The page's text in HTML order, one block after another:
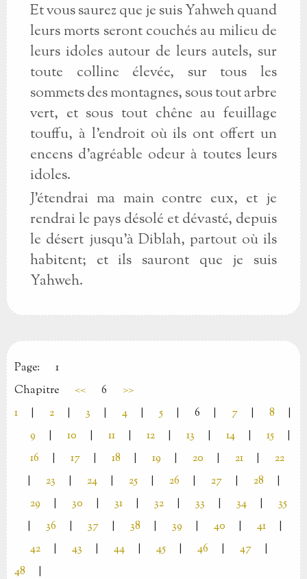
Et vous saurez que je suis Yahweh quand
leurs morts seront couchés au milieu de
leurs idoles autour de leurs autels, sur
toute colline élevée, sur tous les
sommets des montagnes, sous tout arbre
vert, et sous tout chêne au feuillage
touffu, à l'endroit où ils ont offert un
encens d'agréable odeur à toutes leurs
idoles.
J'étendrai ma main contre eux, et je
rendrai le pays désolé et dévasté, depuis
le désert jusqu'à Diblah, partout où ils
habitent; et ils sauront que je suis
Yahweh.
Page:
1
Chapitre
<< 6
>>
1
2 3 4 5 6 7 8
9
10 11 12 13 14 15
16
17 18 19 20 21
22
23 24 25 26 27 28
29
30 31 32 33 34
35
36 37 38 39 40 41
42
43 44 45 46 47
48